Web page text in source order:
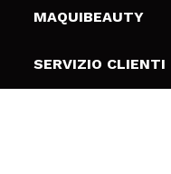
MAQUIBEAUTY
Chi siamo
SERVIZIO CLIENTI